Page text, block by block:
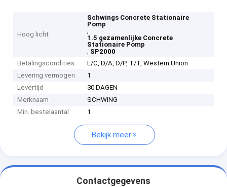
Hoog licht
Schwings Concrete Stationaire
Pomp
,
1.5 gezamenlijke Concrete
Stationaire Pomp
, SP2000
Betalingscondities
L/C, D/A, D/P, T/T, Western Union
Levering vermogen
1
Levertijd
30 DAGEN
Merknaam
SCHWING
Min. bestelaantal
1
Bekijk meer
Contactgegevens